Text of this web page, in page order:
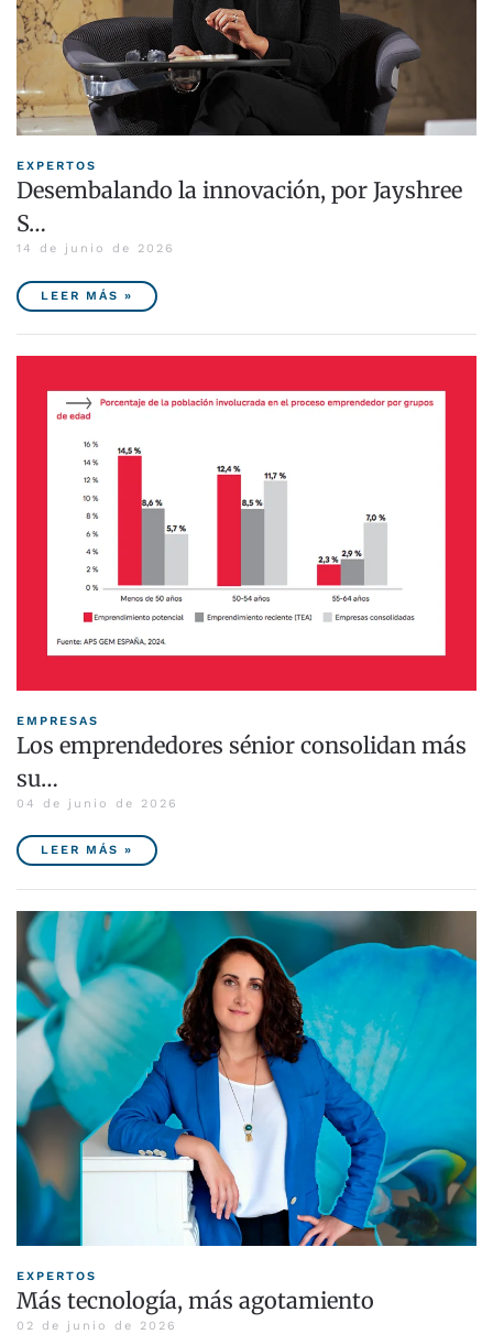
EXPERTOS
Desembalando la innovación, por Jayshree
S…
14 de junio de 2026
LEER MÁS »
EMPRESAS
Los emprendedores sénior consolidan más
su…
04 de junio de 2026
LEER MÁS »
EXPERTOS
Más tecnología, más agotamiento
02 de junio de 2026